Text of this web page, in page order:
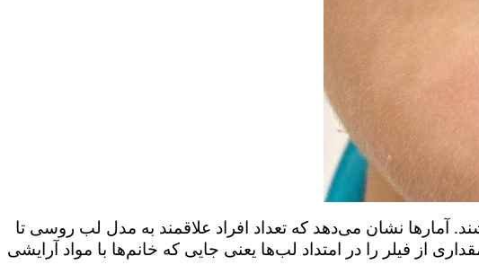
نشان می‌دهد که تعداد افراد علاقمند به مدل لب روسی تا
از فیلر را در امتداد لب‌ها یعنی جایی که خانم‌ها با مواد آرایشی